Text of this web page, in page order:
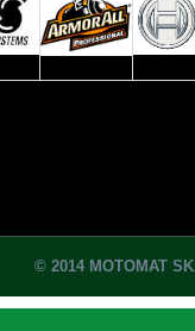
© 2014